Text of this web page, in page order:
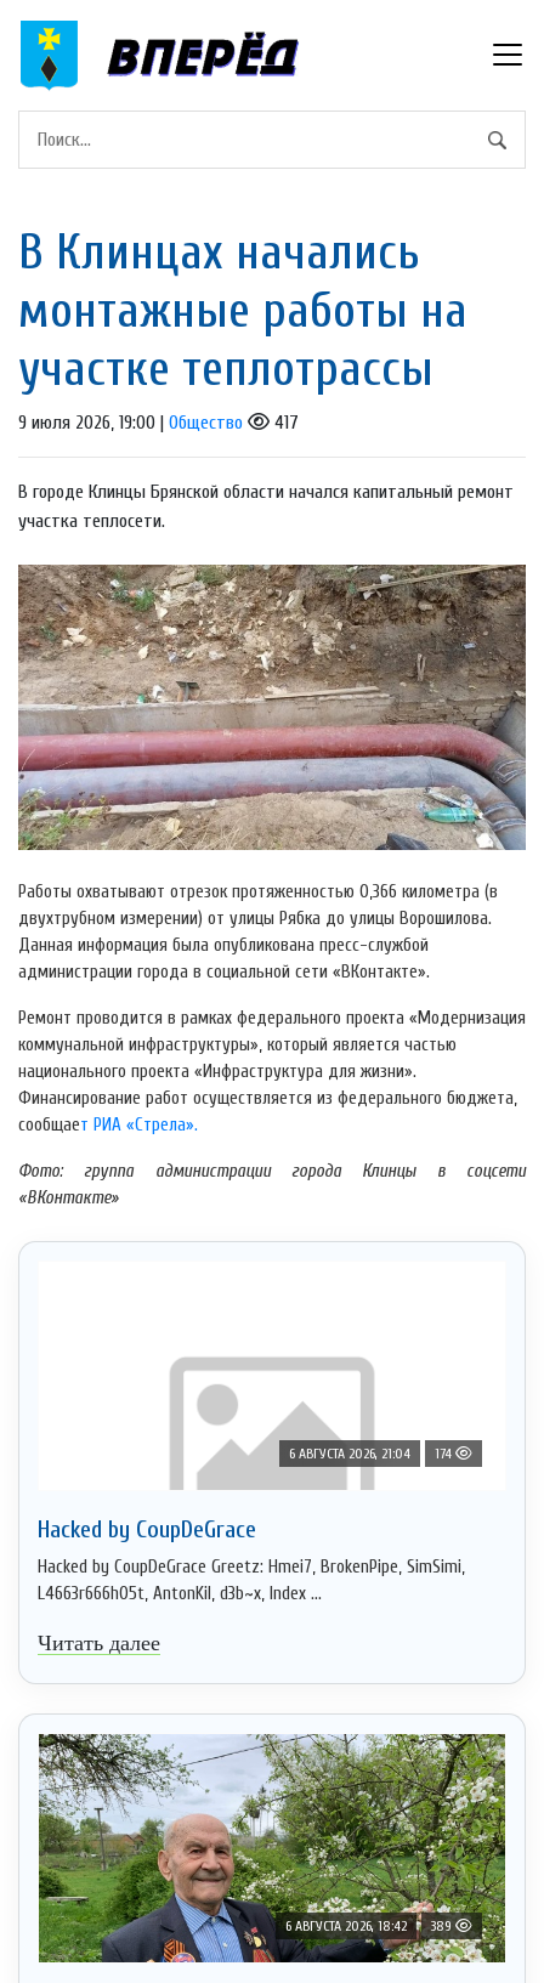
В Клинцах начались
монтажные работы на
участке теплотрассы
9 июля 2026, 19:00 | Общество 417
В городе Клинцы Брянской области начался капитальный ремонт
участка теплосети.
Работы охватывают отрезок протяженностью 0,366 километра (в
двухтрубном измерении) от улицы Рябка до улицы Ворошилова.
Данная информация была опубликована пресс-службой
администрации города в социальной сети «ВКонтакте».
Ремонт проводится в рамках федерального проекта «Модернизация
коммунальной инфраструктуры», который является частью
национального проекта «Инфраструктура для жизни».
Финансирование работ осуществляется из федерального бюджета,
сообщает РИА «Стрела».
Фото: группа администрации города Клинцы в соцсети
«ВКонтакте»
6 АВГУСТА 2026, 21:04 174
Hacked by CoupDeGrace
Hacked by CoupDeGrace Greetz: Hmei7, BrokenPipe, SimSimi,
L4663r666h05t, AntonKil, d3b~x, Index ...
Читать далее
6 АВГУСТА 2026, 18:42 389